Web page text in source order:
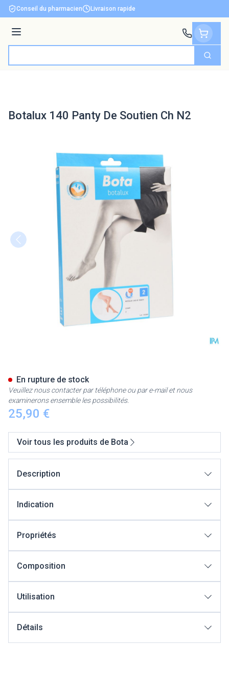
Aller au contenu
Conseil du pharmacien Livraison rapide
Menu
Botalux 140 Panty De Soutien Ch N2
25,90 €
En rupture de stock
Veuillez nous contacter par téléphone ou par e-mail et nous
examinerons ensemble les possibilités.
Voir tous les produits de Bota
Description
Indication
Propriétés
Composition
Utilisation
Détails